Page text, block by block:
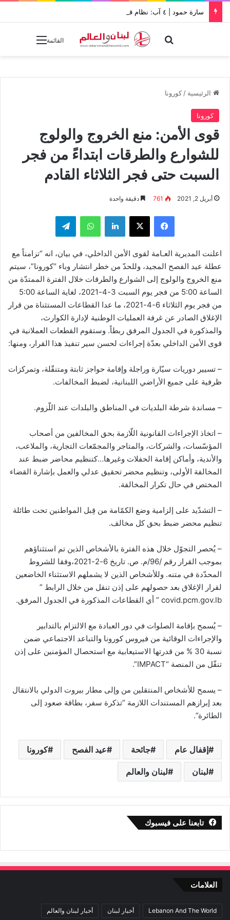
القائمة
الرئيسية /كورونا
كورونا
قوى الأمن: منع الخروج والولوج
للشوارع والطرقات ابتداءً من فجر
السبت حتى فجر الثلاثاء القادم
أبريل 2, 2021 761 دقيقة واحدة
فيسبوك ‫X لينكدإن واتساب تيلقرام
اعلنت المديرية العـامة لقوى الأمن الداخلي، في بيان، انه “تزامناً مع
عطلة عيد الفصح المجيد، وللحدّ من خطر انتشار وباء “كورونا”، سيتم
منع الخروج والولوج إلى الشوارع والطرقات خلال الفترة الممتدّة من
الساعة 5:00 من فجر يوم السبت 3-4-2021، لغاية الساعة 5:00
من فجر يوم الثلاثاء 6-4-2021، ما عدا القطاعات المستثناة من قرار
الإغلاق الصادر عن غرفة العمليات الوطنية لإدارة الكوارث،
والمذكورة في الجدول المرفق ربطاً. وستقوم القطعات العملانية في
قوى الأمن الداخلي بعدّة إجراءات لحسن سير تنفيذ هذا القرار، ومنها:
– تسيير دوريات سيّارة وراجلة وإقامة حواجز ثابتة ومتنقّلة، وتمركزات
ظرفية على جميع الأراضي اللبنانية، لضبط المخالفات.
– مساندة شرطة البلديات في المناطق والبلدات عند اللّزوم.
– اتخاذ الإجراءات القانونية اللّازمة بحق المخالفين من أصحاب
المؤسّسات، والشركات، والمتاجر والمجمّعات التجارية، والملاعب،
والأندية، وأماكن إقامة الحفلات وغيرها…كتنظيم محاضر ضبط عند
المخالفة الأولى، وتنظيم محضر تحقيق عدلي والعمل بإشارة القضاء
المختص في حال تكرار المخالفة.
– التشدّيد على إلزامية وضع الكمّامة من قِبل المواطنين تحت طائلة
تنظيم محضر ضبط بحق كل مخالف.
– يُحصر التجوّل خلال هذه الفترة بالأشخاص الذين تم استثناؤهم
بموجب القرار رقم /96/م. ص. تاريخ 6-2-2021،وفقا للشروط
المحدّدة في متنه. وللأشخاص الذين لا يشملهم الاستثناء الخاضعين
لقرار الإغلاق بعد حصولهم على إذن تنقل من خلال الرابط ”
covid.pcm.gov.lb ” أي القطاعات المذكورة في الجدول المرفق.
– يُسمح بإقامة الصلوات في دور العبادة مع الالتزام بالتدابير
والإجراءات الوقائية من فيروس كورونا والتباعد الاجتماعي ضمن
نسبة 30 % من قدرتها الاستيعابية مع استحصال المؤمنين على إذن
تنقّل من المنصة “IMPACT”.
– يسمح للأشخاص المنتقلين من وإلى مطار بيروت الدولي بالانتقال
بعد إبرازهم المستندات اللازمة “تذكرة سفر، بطاقة صعود إلى
الطائرة”.
إقفال عام جائحة عيد الفصح كورونا
لبنان لبنان والعالم
تابعنا على فيسبوك
العلامات
Lebanon And The World أخبار لبنان أخبار لبنان والعالم